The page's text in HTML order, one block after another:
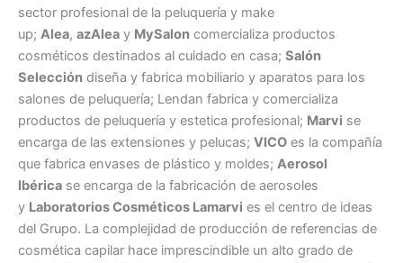
sector profesional de la peluquería y make
up; Alea, azAlea y MySalon comercializa productos
cosméticos destinados al cuidado en casa; Salón
Selección diseña y fabrica mobiliario y aparatos para los
salones de peluquería; Lendan fabrica y comercializa
productos de peluquería y estetica profesional; Marvi se
encarga de las extensiones y pelucas; VICO es la compañía
que fabrica envases de plástico y moldes; Aerosol
Ibérica se encarga de la fabricación de aerosoles
y Laboratorios Cosméticos Lamarvi es el centro de ideas
del Grupo. La complejidad de producción de referencias de
cosmética capilar hace imprescindible un alto grado de